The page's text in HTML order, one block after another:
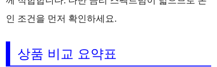
인 조건을 먼저 확인하세요.
상품 비교 요약표